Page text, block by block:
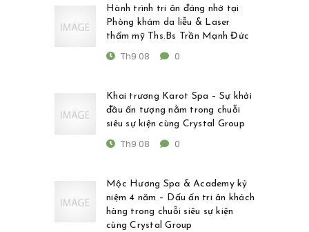
Hành trình tri ân đáng nhớ tại
Phòng khám da liễu & Laser
thẩm mỹ Ths.Bs Trần Mạnh Đức
Th9 08 0
Khai trương Karot Spa – Sự khởi
đầu ấn tượng nằm trong chuỗi
siêu sự kiện cùng Crystal Group
Th9 08 0
Mộc Hương Spa & Academy kỷ
niệm 4 năm – Dấu ấn tri ân khách
hàng trong chuỗi siêu sự kiện
cùng Crystal Group